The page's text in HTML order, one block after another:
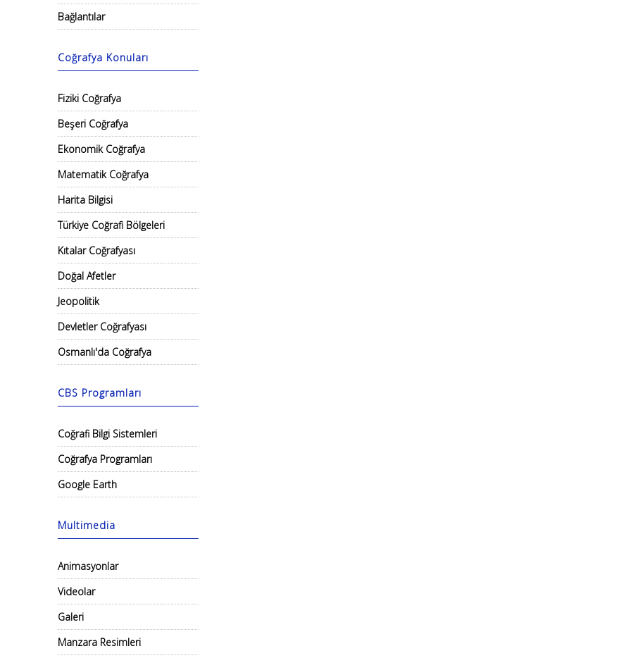
Bağlantılar
Coğrafya Konuları
Fiziki Coğrafya
Beşeri Coğrafya
Ekonomik Coğrafya
Matematik Coğrafya
Harita Bilgisi
Türkiye Coğrafi Bölgeleri
Kıtalar Coğrafyası
Doğal Afetler
Jeopolitik
Devletler Coğrafyası
Osmanlı'da Coğrafya
CBS Programları
Coğrafi Bilgi Sistemleri
Coğrafya Programları
Google Earth
Multimedia
Animasyonlar
Videolar
Galeri
Manzara Resimleri